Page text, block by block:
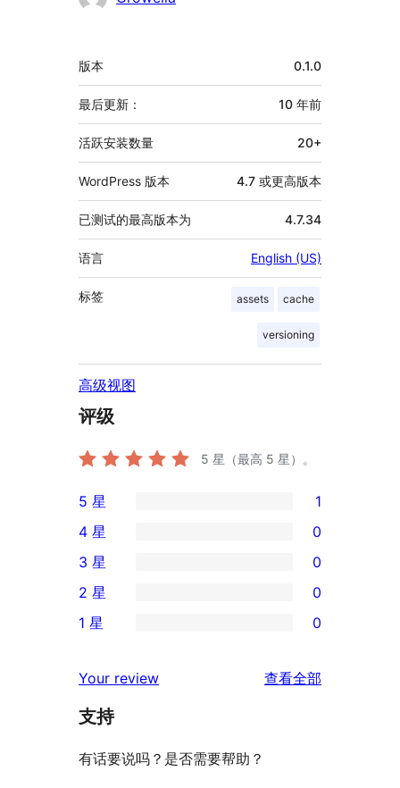
额
外
信
息
版本 0.1.0
最后更新： 10 年前
活跃安装数量 20+
WordPress 版本 4.7 或更高版本
已测试的最高版本为 4.7.34
语言 English (US)
标签 assets cache
versioning
高级视图
评级
5 星（最高 5 星）。
1
条
5
星
评
5 星 1
条
4
星
价
4 星 0
0
条
3
评
价
3 星 0
条
星
评
2 星 0
1
星
价
1 星 0
Your review 查看全部
支持
有话要说吗？是否需要帮助？